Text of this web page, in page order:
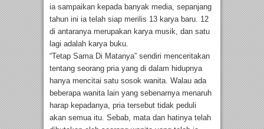
ia sampaikan kepada banyak media, sepanjang
tahun ini ia telah siap merilis 13 karya baru. 12
di antaranya merupakan karya musik, dan satu
lagi adalah karya buku.
“Tetap Sama Di Matanya” sendiri menceritakan
tentang seorang pria yang di dalam hidupnya
hanya mencitai satu sosok wanita. Walau ada
beberapa wanita lain yang sebenarnya menaruh
harap kepadanya, pria tersebut tidak peduli
akan semua itu. Sebab, mata dan hatinya telah